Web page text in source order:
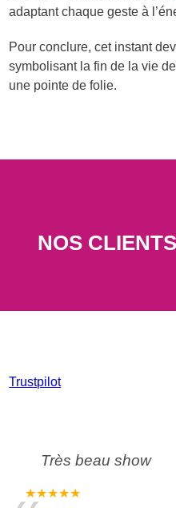
adaptant chaque geste à
Pour conclure, cet instant
symbolisant la fin de la vie
une pointe de folie.
NOS
Trustpilot
Très beau show
★★★★★